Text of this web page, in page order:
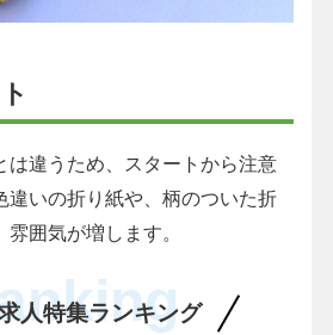
は違うため、スタートから注意
違いの折り紙や、柄のついた折
囲気が増します。
人特集ランキング